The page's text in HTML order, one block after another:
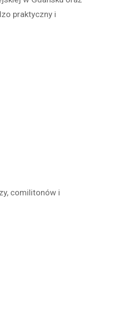
praktyczny i
comilitonów i